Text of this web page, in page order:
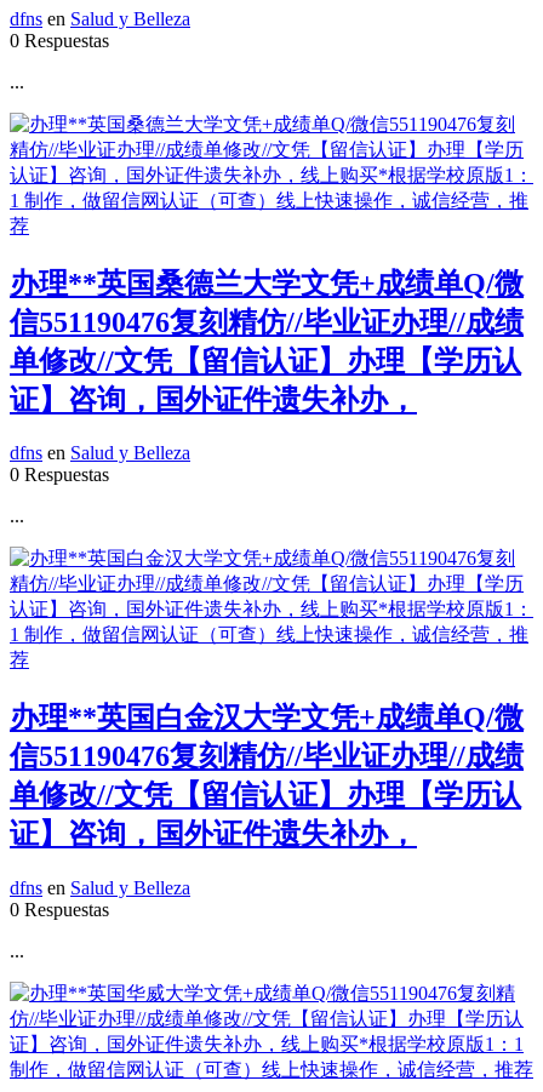
dfns en Salud y Belleza
0 Respuestas
...
办理**英国桑德兰大学文凭+成绩单Q/微
信551190476复刻精仿//毕业证办理//成绩
单修改//文凭【留信认证】办理【学历认
证】咨询，国外证件遗失补办，
dfns en Salud y Belleza
0 Respuestas
...
办理**英国白金汉大学文凭+成绩单Q/微
信551190476复刻精仿//毕业证办理//成绩
单修改//文凭【留信认证】办理【学历认
证】咨询，国外证件遗失补办，
dfns en Salud y Belleza
0 Respuestas
...